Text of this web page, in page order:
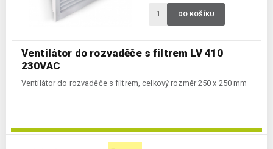
Ventilátor do rozvaděče s filtrem LV 410
230VAC
Ventilátor do rozvaděče s filtrem, celkový rozměr 250 x 250 mm
DO KOŠÍKU